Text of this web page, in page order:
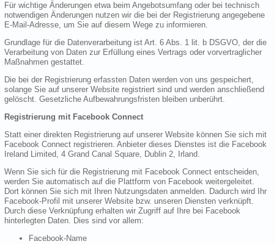
Für wichtige Änderungen etwa beim Angebotsumfang oder bei technisch
notwendigen Änderungen nutzen wir die bei der Registrierung angegebene
E-Mail-Adresse, um Sie auf diesem Wege zu informieren.
Grundlage für die Datenverarbeitung ist Art. 6 Abs. 1 lit. b DSGVO, der die
Verarbeitung von Daten zur Erfüllung eines Vertrags oder vorvertraglicher
Maßnahmen gestattet.
Die bei der Registrierung erfassten Daten werden von uns gespeichert,
solange Sie auf unserer Website registriert sind und werden anschließend
gelöscht. Gesetzliche Aufbewahrungsfristen bleiben unberührt.
Registrierung mit Facebook Connect
Statt einer direkten Registrierung auf unserer Website können Sie sich mit
Facebook Connect registrieren. Anbieter dieses Dienstes ist die Facebook
Ireland Limited, 4 Grand Canal Square, Dublin 2, Irland.
Wenn Sie sich für die Registrierung mit Facebook Connect entscheiden,
werden Sie automatisch auf die Plattform von Facebook weitergeleitet.
Dort können Sie sich mit Ihren Nutzungsdaten anmelden. Dadurch wird Ihr
Facebook-Profil mit unserer Website bzw. unseren Diensten verknüpft.
Durch diese Verknüpfung erhalten wir Zugriff auf Ihre bei Facebook
hinterlegten Daten. Dies sind vor allem:
Facebook-Name